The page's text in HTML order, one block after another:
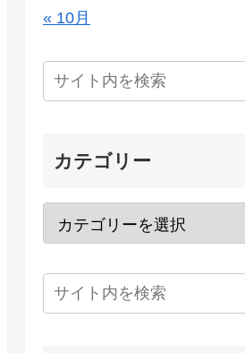
« 10月
カテゴリー